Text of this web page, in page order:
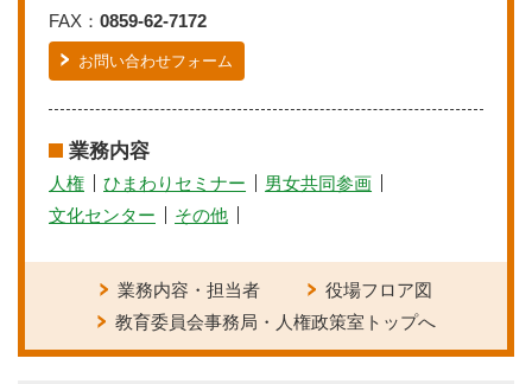
FAX： 0859-62-7172
お問い合わせフォーム
業務内容
人権 ひまわりセミナー
男女共同参画
文化センター
その他
業務内容・担当者
役場フロア図
教育委員会事務局・人権政策室トップへ